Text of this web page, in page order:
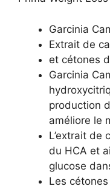
Garcinia
Extrait de
et cétones
Garcinia
production
améliore le
L’extrait de
du HCA et
glucose
Les